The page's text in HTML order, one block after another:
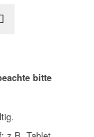
bitte